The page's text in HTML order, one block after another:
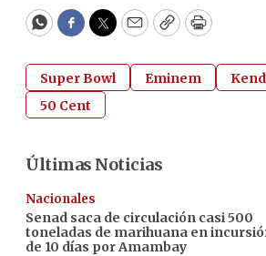
WhatsApp
Facebook
Twitter
EmailCopyPrint
Super Bowl Eminem
50 Cent
Últimas Noticias
Nacionales
Senad saca de circulación casi 500
toneladas de marihuana en
de 10 días por Amambay